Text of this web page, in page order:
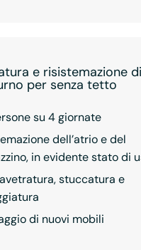
e risistemazione
per senza tetto
su 4 giornate
dell’atrio e del
in evidente stato di
stuccatura e
di nuovi mobili